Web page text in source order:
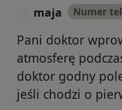
maja Numer
Pani doktor
atmosferę
doktor godny
jeśli chodzi o